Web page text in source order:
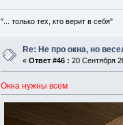
"... только тех, кто верит в себя"
Re: Не про окна, но
« Ответ #46 : 20 Сентября
Окна нужны всем